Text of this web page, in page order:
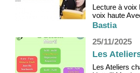
Lecture à voix
voix haute
Bastia
25/11/2025
Les
Les Ateliers